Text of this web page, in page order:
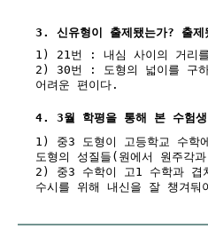
3. 신유형이 출제됐는가? 출제
1) 21번 : 내심 사이의 거리
2) 30번 : 도형의 넓이를 구하
어려운 편이다.
4. 3월 학평을 통해 본 수험
1) 중3 도형이 고등학교 수학
도형의 성질들(원에서 원주각
2) 중3 수학이 고1 수학과 겹
수시를 위해 내신을 잘 챙겨둬